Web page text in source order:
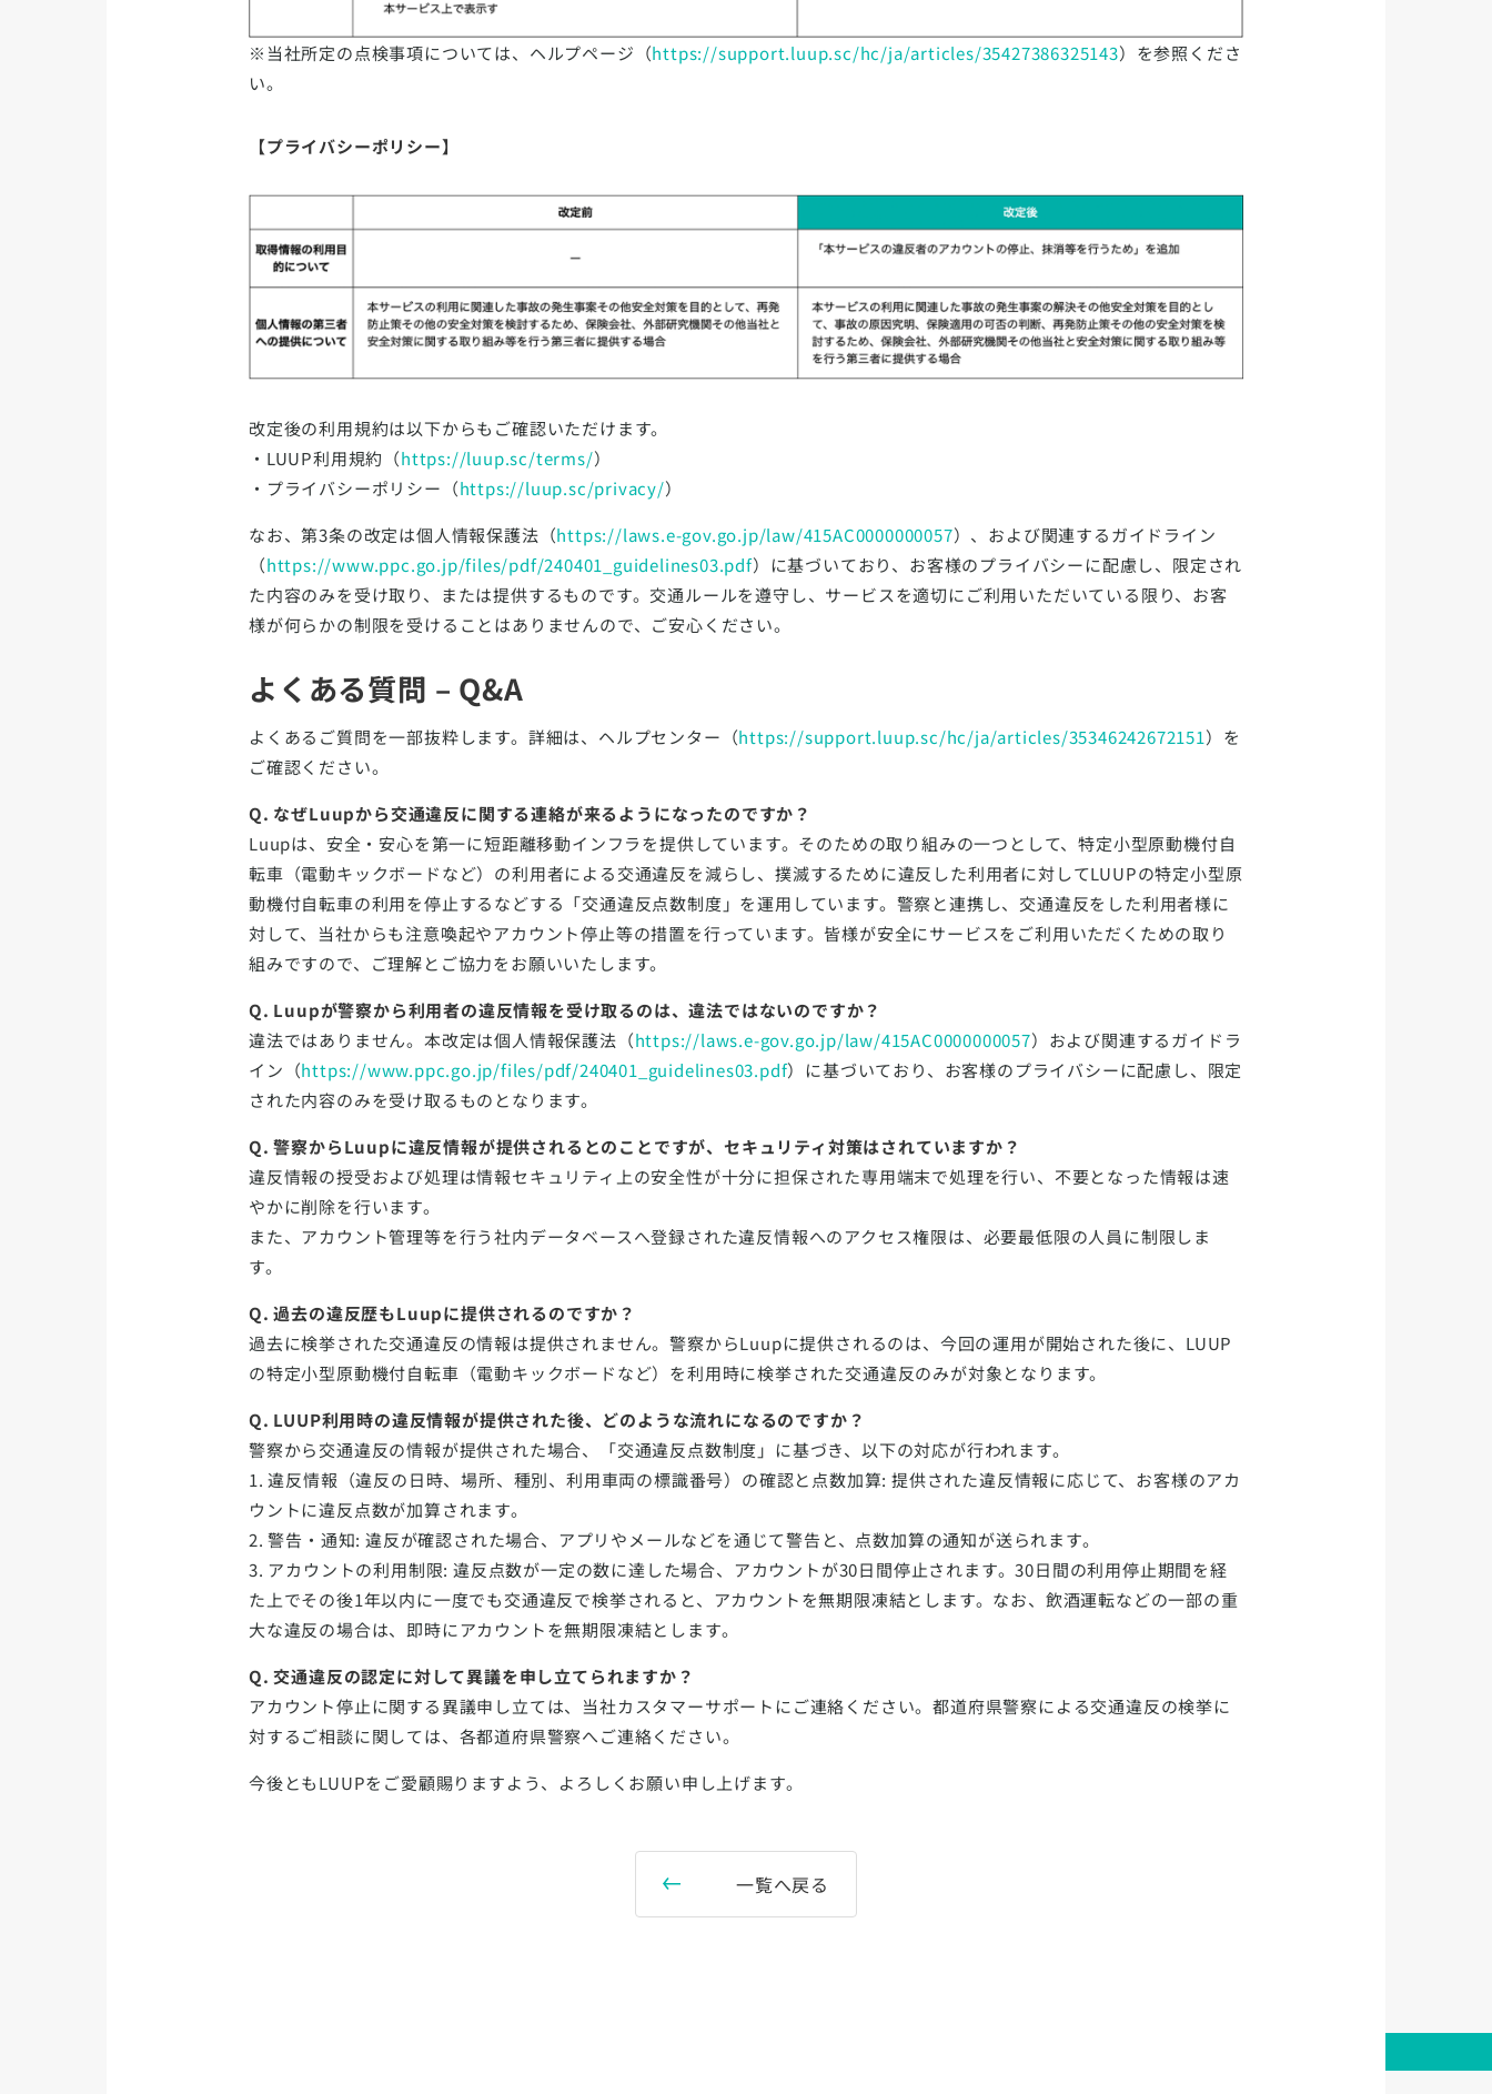
※当社所定の点検事項については、ヘルプページ（https://support.luup.sc/hc/ja/articles/35427386325143）を参照くださ
い。
【プライバシーポリシー】
改定後の利用規約は以下からもご確認いただけます。
・LUUP利用規約（https://luup.sc/terms/）
・プライバシーポリシー（https://luup.sc/privacy/）
なお、第3条の改定は個人情報保護法（https://laws.e-gov.go.jp/law/415AC0000000057）、および関連するガイドライン
（https://www.ppc.go.jp/files/pdf/240401_guidelines03.pdf）に基づいており、お客様のプライバシーに配慮し、限定され
た内容のみを受け取り、または提供するものです。交通ルールを遵守し、サービスを適切にご利用いただいている限り、お客
様が何らかの制限を受けることはありませんので、ご安心ください。
よくある質問 – Q&A
よくあるご質問を一部抜粋します。詳細は、ヘルプセンター（https://support.luup.sc/hc/ja/articles/35346242672151）を
ご確認ください。
Q. なぜLuupから交通違反に関する連絡が来るようになったのですか？
Luupは、安全・安心を第一に短距離移動インフラを提供しています。そのための取り組みの一つとして、特定小型原動機付自
転車（電動キックボードなど）の利用者による交通違反を減らし、撲滅するために違反した利用者に対してLUUPの特定小型原
動機付自転車の利用を停止するなどする「交通違反点数制度」を運用しています。警察と連携し、交通違反をした利用者様に
対して、当社からも注意喚起やアカウント停止等の措置を行っています。皆様が安全にサービスをご利用いただくための取り
組みですので、ご理解とご協力をお願いいたします。
Q. Luupが警察から利用者の違反情報を受け取るのは、違法ではないのですか？
違法ではありません。本改定は個人情報保護法（https://laws.e-gov.go.jp/law/415AC0000000057）および関連するガイドラ
イン（https://www.ppc.go.jp/files/pdf/240401_guidelines03.pdf）に基づいており、お客様のプライバシーに配慮し、限定
された内容のみを受け取るものとなります。
Q. 警察からLuupに違反情報が提供されるとのことですが、セキュリティ対策はされていますか？
違反情報の授受および処理は情報セキュリティ上の安全性が十分に担保された専用端末で処理を行い、不要となった情報は速
やかに削除を行います。
また、アカウント管理等を行う社内データベースへ登録された違反情報へのアクセス権限は、必要最低限の人員に制限しま
す。
Q. 過去の違反歴もLuupに提供されるのですか？
過去に検挙された交通違反の情報は提供されません。警察からLuupに提供されるのは、今回の運用が開始された後に、LUUP
の特定小型原動機付自転車（電動キックボードなど）を利用時に検挙された交通違反のみが対象となります。
Q. LUUP利用時の違反情報が提供された後、どのような流れになるのですか？
警察から交通違反の情報が提供された場合、「交通違反点数制度」に基づき、以下の対応が行われます。
1. 違反情報（違反の日時、場所、種別、利用車両の標識番号）の確認と点数加算: 提供された違反情報に応じて、お客様のアカ
ウントに違反点数が加算されます。
2. 警告・通知: 違反が確認された場合、アプリやメールなどを通じて警告と、点数加算の通知が送られます。
3. アカウントの利用制限: 違反点数が一定の数に達した場合、アカウントが30日間停止されます。30日間の利用停止期間を経
た上でその後1年以内に一度でも交通違反で検挙されると、アカウントを無期限凍結とします。なお、飲酒運転などの一部の重
大な違反の場合は、即時にアカウントを無期限凍結とします。
Q. 交通違反の認定に対して異議を申し立てられますか？
アカウント停止に関する異議申し立ては、当社カスタマーサポートにご連絡ください。都道府県警察による交通違反の検挙に
対するご相談に関しては、各都道府県警察へご連絡ください。
今後ともLUUPをご愛顧賜りますよう、よろしくお願い申し上げます。
一覧へ戻る